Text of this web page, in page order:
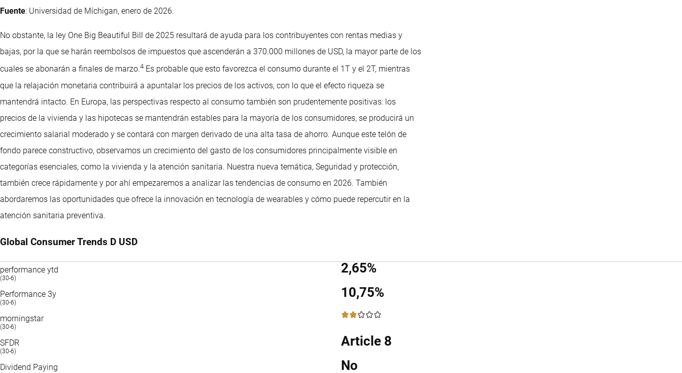
Fuente: Universidad de Míchigan, enero de 2026.
No obstante, la ley One Big Beautiful Bill de 2025 resultará de ayuda para los contribuyentes con rentas medias y
bajas, por la que se harán reembolsos de impuestos que ascenderán a 370.000 millones de USD, la mayor parte de los
cuales se abonarán a finales de marzo.4 Es probable que esto favorezca el consumo durante el 1T y el 2T, mientras
que la relajación monetaria contribuirá a apuntalar los precios de los activos, con lo que el efecto riqueza se
mantendrá intacto. En Europa, las perspectivas respecto al consumo también son prudentemente positivas: los
precios de la vivienda y las hipotecas se mantendrán estables para la mayoría de los consumidores, se producirá un
crecimiento salarial moderado y se contará con margen derivado de una alta tasa de ahorro. Aunque este telón de
fondo parece constructivo, observamos un crecimiento del gasto de los consumidores principalmente visible en
categorías esenciales, como la vivienda y la atención sanitaria. Nuestra nueva temática, Seguridad y protección,
también crece rápidamente y por ahí empezaremos a analizar las tendencias de consumo en 2026. También
abordaremos las oportunidades que ofrece la innovación en tecnología de wearables y cómo puede repercutir en la
atención sanitaria preventiva.
Global Consumer Trends D USD
performance ytd
(30-6)
2,65%
Performance 3y
(30-6)
10,75%
morningstar
(30-6)
2 / 5
SFDR
(30-6)
Article 8
Dividend Paying No